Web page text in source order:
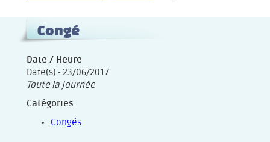
Congé
Date / Heure
Date(s) - 23/06/2017
Toute la journée
Catégories
Congés